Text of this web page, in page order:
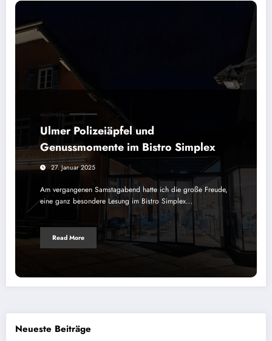
Ulmer Polizeiäpfel und Genussmomente im Bistro Simplex
ALLGEMEIN
Ulmer Polizeiäpfel und
Genussmomente im Bistro Simplex
27. Januar 2025
Am vergangenen Samstagabend hatte ich die große Freude,
eine ganz besondere Lesung im Bistro Simplex…
Read More
Neueste Beiträge